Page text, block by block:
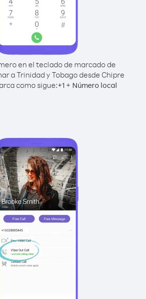
en el teclado de marcado de
a Trinidad y Tobago desde Chipre
como sigue:+1+ Número local